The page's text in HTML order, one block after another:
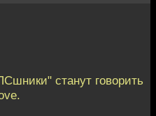
станут говорить